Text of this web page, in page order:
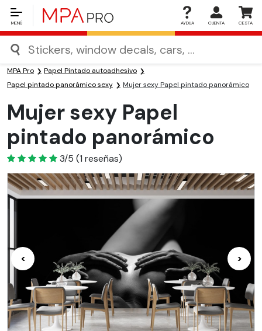
MENÚ AYDUA CUENTA CESTA
MPA Pro
Papel Pintado autoadhesivo
Papel pintado panorámico sexy
Mujer sexy Papel pintado panorámico
Mujer sexy Papel
pintado panorámico
3
3/5 (1 reseñas)
< >